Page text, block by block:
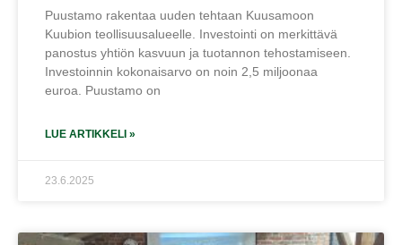
Puustamo rakentaa uuden tehtaan Kuusamoon
Kuubion teollisuusalueelle. Investointi on merkittävä
panostus yhtiön kasvuun ja tuotannon tehostamiseen.
Investoinnin kokonaisarvo on noin 2,5 miljoonaa
euroa. Puustamo on
LUE ARTIKKELI »
23.6.2025